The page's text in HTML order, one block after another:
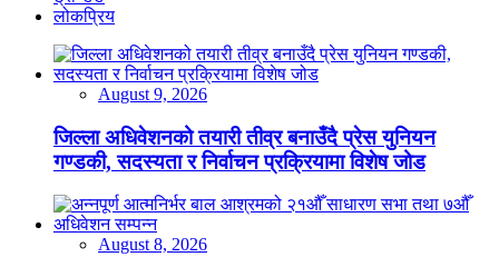
लोकप्रिय
August 9, 2026
जिल्ला अधिवेशनको तयारी तीव्र बनाउँदै प्रेस युनियन
गण्डकी, सदस्यता र निर्वाचन प्रक्रियामा विशेष जोड
August 8, 2026